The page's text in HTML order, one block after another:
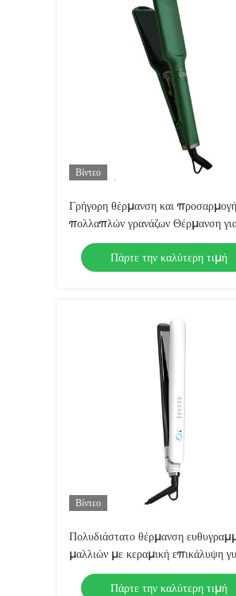
Βίντεο
Γρήγορη θέρμανση και προσαρμογή
πολλαπλών γρανάζων Θέρμανση
μαλλιά
Πάρτε την καλύτερη τιμή
Βίντεο
Πολυδιάστατο θέρμανση
μαλλιών με κεραμική επικάλυψη
το σαλόνι
Πάρτε την καλύτερη τιμή